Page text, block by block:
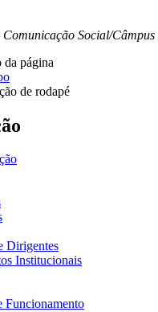
Comunicação Social/
da página
de rodapé
Dirigentes
Institucionais
Funcionamento